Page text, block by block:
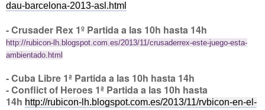
dau-barcelona-2013-asl.html
- Crusader Rex 1º Partida a las 10h hasta 14h
http://rubicon-lh.blogspot.com.es/2013/11/crusaderrex-este-juego-esta-
ambientado.html
- Cuba Libre 1ª Partida a las 10h hasta 14h
- Conflict of Heroes 1ª Partida a las 10h hasta
14h http://rubicon-lh.blogspot.com.es/2013/11/rvbicon-en-el-